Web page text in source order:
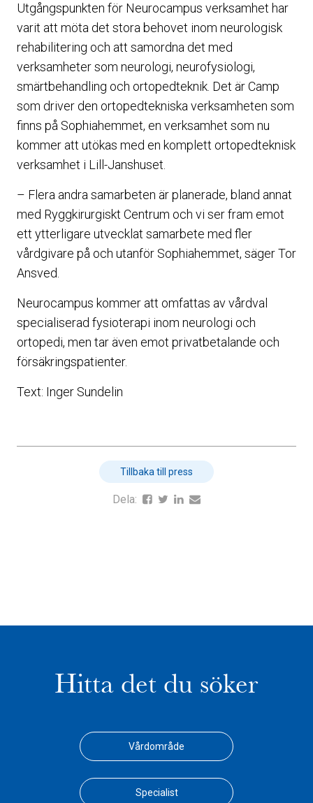
Utgångspunkten för Neurocampus verksamhet har
varit att möta det stora behovet inom neurologisk
rehabilitering och att samordna det med
verksamheter som neurologi, neurofysiologi,
smärtbehandling och ortopedteknik. Det är Camp
som driver den ortopedtekniska verksamheten som
finns på Sophiahemmet, en verksamhet som nu
kommer att utökas med en komplett ortopedteknisk
verksamhet i Lill-Janshuset.
– Flera andra samarbeten är planerade, bland annat
med Ryggkirurgiskt Centrum och vi ser fram emot
ett ytterligare utvecklat samarbete med fler
vårdgivare på och utanför Sophiahemmet, säger Tor
Ansved.
Neurocampus kommer att omfattas av vårdval
specialiserad fysioterapi inom neurologi och
ortopedi, men tar även emot privatbetalande och
försäkringspatienter.
Text: Inger Sundelin
Tillbaka till press
Dela:
Hitta det du söker
Vårdområde
Specialist